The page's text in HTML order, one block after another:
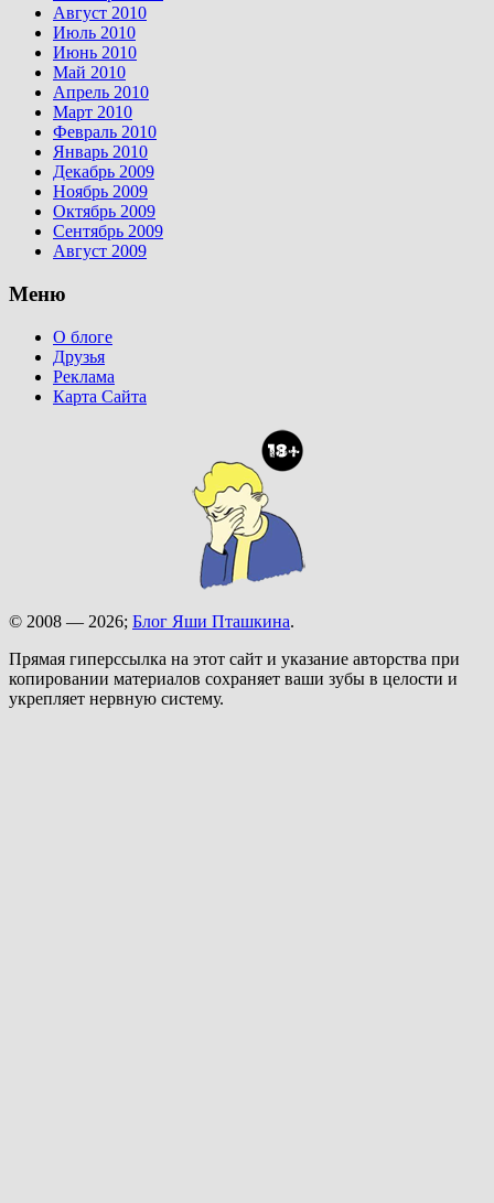
Август 2010
Июль 2010
Июнь 2010
Май 2010
Апрель 2010
Март 2010
Февраль 2010
Январь 2010
Декабрь 2009
Ноябрь 2009
Октябрь 2009
Сентябрь 2009
Август 2009
Меню
О блоге
Друзья
Реклама
Карта Сайта
© 2008 — 2026; Блог Яши Пташкина.
Прямая гиперссылка на этот сайт и указание авторства при
копировании материалов сохраняет ваши зубы в целости и
укрепляет нервную систему.